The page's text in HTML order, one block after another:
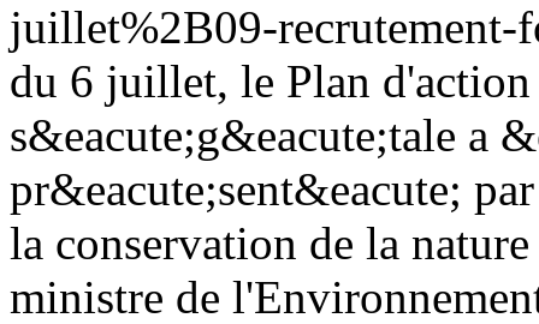
juillet%2B09-
du 6 juillet, le Plan
s&eacute;g&eacute;tale a
pr&eacute;sent&eacute;
la conservation de la
ministre de